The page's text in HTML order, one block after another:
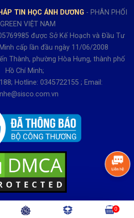
2- Thứ 7
17h30
TIN HỌC ÁNH DƯƠNG - PHÂN PHỐI
VIỆT NAM
được Sở Kế Hoạch và Đầu Tư
cấp lần đầu ngày 11/06/2008
Thành, phường Hòa Hưng, thành phố
Hồ Chí Minh;
Hotline: 0345722155 ; Email:
0